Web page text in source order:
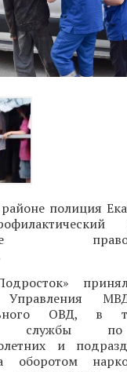
полиция
Управления
ОВД, в
службы
и
оборотом